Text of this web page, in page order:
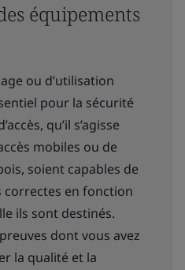
équipements
ou d’utilisation
pour la sécurité
qu’il s’agisse
mobiles ou de
soient capables de
en fonction
ils sont destinés.
dont vous avez
la qualité et la